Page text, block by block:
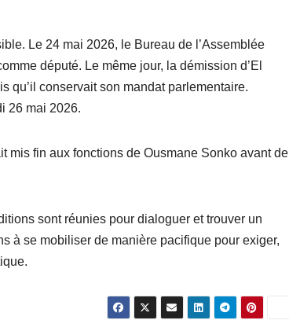
Le 24 mai 2026, le Bureau de l’Assemblée
député. Le même jour, la démission d’El
qu’il conservait son mandat parlementaire.
26 mai 2026.
mis fin aux fonctions de Ousmane Sonko avant de
sont réunies pour dialoguer et trouver un
à se mobiliser de manière pacifique pour exiger,